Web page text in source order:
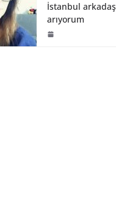
İstanbul arkadaş
arıyorum